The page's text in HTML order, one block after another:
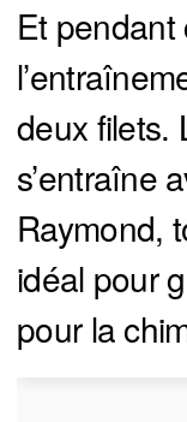
Et
deux filets.
s’entraîne
Raymond,
idéal pour
pour la